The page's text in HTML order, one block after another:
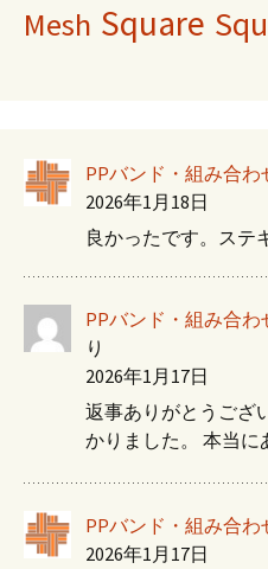
Mesh Square
PPバンド・組み合
2026年1月18日
良かったです。ステ
PPバンド・組み合
り
2026年1月17日
返事ありがとうござ
かりました。 本当
PPバンド・組み合
2026年1月17日